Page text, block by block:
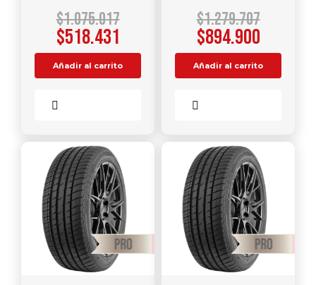
$1.075.017
$518.431
Añadir al carrito
$1.279.707
$894.900
Añadir al carrito